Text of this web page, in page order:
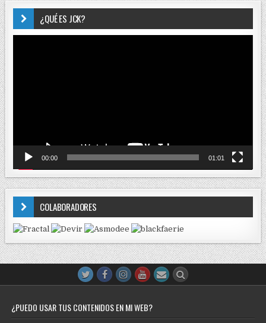
¿QUÉ ES JCK?
00:00 01:01
COLABORADORES
¿PUEDO USAR TUS CONTENIDOS EN MI WEB?